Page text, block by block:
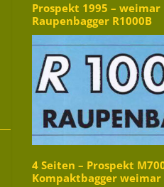
Prospekt 1995 – weimar
Raupenbagger R1000B
4 Seiten – Prospekt
Kompaktbagger